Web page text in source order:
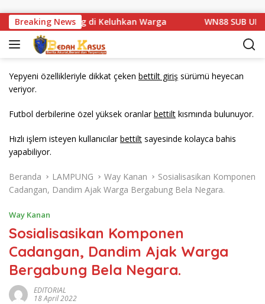
Breaking News
1 Basarang di Keluhkan Warga WN88 SUB UNIT
Yepyeni özellikleriyle dikkat çeken bettilt giriş sürümü heyecan
veriyor.
Futbol derbilerine özel yüksek oranlarbettilt kısmında bulunuyor.
Hızlı işlem isteyen kullanıcılarbettilt sayesinde kolayca bahis
yapabiliyor.
Beranda LAMPUNG Way Kanan
Sosialisasikan Komponen
Cadangan, Dandim Ajak Warga Bergabung Bela Negara.
Way Kanan
Sosialisasikan Komponen
Cadangan, Dandim Ajak Warga
Bergabung Bela Negara.
EDITORIAL
18 April 2022